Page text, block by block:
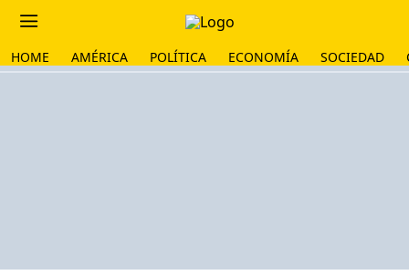
HOME AMÉRICA POLÍTICA ECONOMÍA SOCIEDAD